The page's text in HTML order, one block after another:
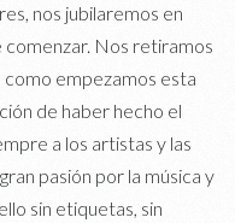
nos jubilaremos en
comenzar. Nos retiramos
empezamos esta
de haber hecho el
a los artistas y las
pasión por la música y
sin etiquetas, sin